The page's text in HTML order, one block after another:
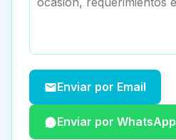
Enviar por Email
Enviar por WhatsApp